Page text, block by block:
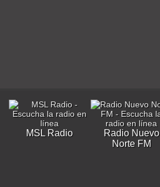
MSL Radio
Radio Nuevo
Norte FM